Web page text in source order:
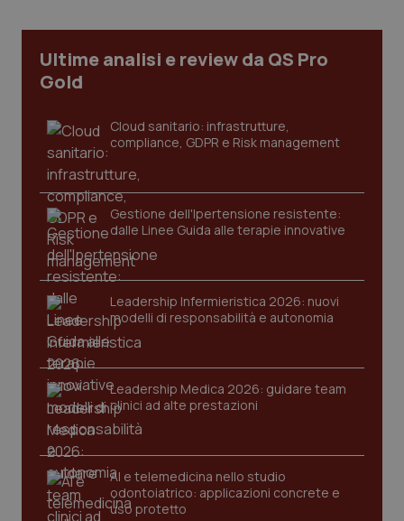
Ultime analisi e review da QS Pro
Gold
Cloud sanitario: infrastrutture,
compliance, GDPR e Risk management
Gestione dell'Ipertensione resistente:
dalle Linee Guida alle terapie innovative
Leadership Infermieristica 2026: nuovi
modelli di responsabilità e autonomia
Leadership Medica 2026: guidare team
clinici ad alte prestazioni
AI e telemedicina nello studio
odontoiatrico: applicazioni concrete e
uso protetto
I cookie necessari contribuiscono a rendere fruibile il
sito web abilitandone funzionalità di base quali la
protette del sito. Il sito web non è in grado di
funzionare correttamente senza questi cookie.
Nome
Fornitore / Dominio
_tteu
.quotidianosanitaclub.it
Google Privacy Policy